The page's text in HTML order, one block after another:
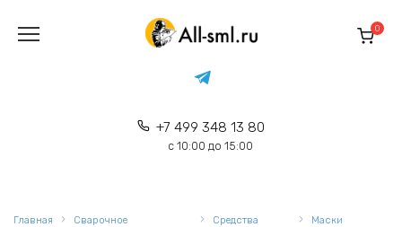
содержанию
+7 499 348 13 80
с 10:00 до 15:00
0
Главная
Сварочное
Средства
Маски